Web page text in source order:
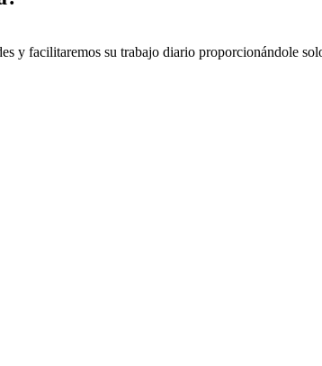
y facilitaremos su trabajo diario proporcionándole